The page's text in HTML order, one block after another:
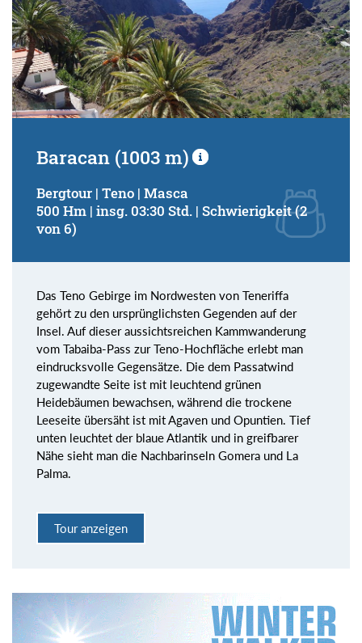
Suchbegriff:
Baracan (1003 m)
Bergtour | Teno | Masca
500 Hm | insg. 03:30 Std. | Schwierigkeit (2
von 6)
Das Teno Gebirge im Nordwesten von Teneriffa
gehört zu den ursprünglichsten Gegenden auf der
Insel. Auf dieser aussichtsreichen Kammwanderung
vom Tabaiba-Pass zur Teno-Hochfläche erlebt man
eindrucksvolle Gegensätze. Die dem Passatwind
zugewandte Seite ist mit leuchtend grünen
Heidebäumen bewachsen, während die trockene
Leeseite übersäht ist mit Agaven und Opuntien. Tief
unten leuchtet der blaue Atlantik und in greifbarer
Nähe sieht man die Nachbarinseln Gomera und La
Palma.
Tour anzeigen